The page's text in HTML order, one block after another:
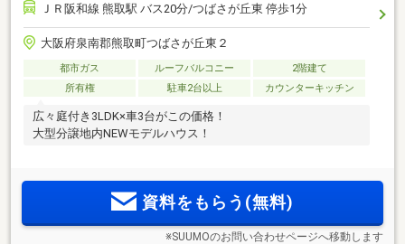
ＪＲ阪和線 熊取駅 バス20分/つばさが丘東 停歩1分
大阪府泉南郡熊取町つばさが丘東２
都市ガス ルーフバルコニー
2階建て
所有権
駐車2台以上 カウンターキッチン
広々庭付き3LDK×車3台がこの価格！
大型分譲地内NEWモデルハウス！
資料をもらう(無料)
※SUUMOのお問い合わせページへ移動します